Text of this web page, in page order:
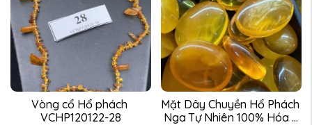
Vòng cổ Hổ phách
VCHP120122-28
Mặt Dây Chuyền Hổ Phách
Nga Tự Nhiên 100% Hóa ...